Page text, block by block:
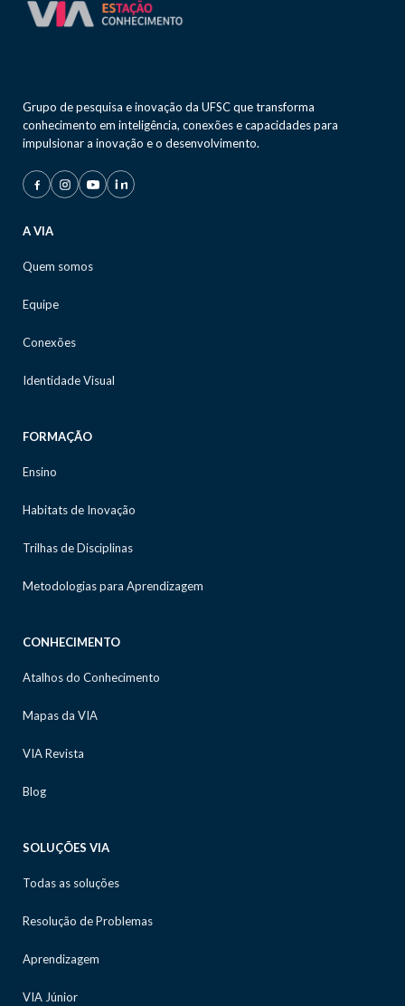
Grupo de pesquisa e inovação da UFSC que transforma
conhecimento em inteligência, conexões e capacidades para
impulsionar a inovação e o desenvolvimento.
A VIA
Quem somos
Equipe
Conexões
Identidade Visual
FORMAÇÃO
Ensino
Habitats de Inovação
Trilhas de Disciplinas
Metodologias para Aprendizagem
CONHECIMENTO
Atalhos do Conhecimento
Mapas da VIA
VIA Revista
Blog
SOLUÇÕES VIA
Todas as soluções
Resolução de Problemas
Aprendizagem
VIA Júnior